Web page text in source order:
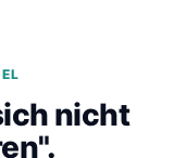
nicht